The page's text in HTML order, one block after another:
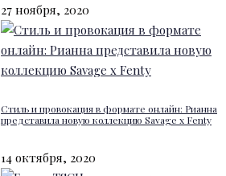
27 ноября, 2020
Стиль и провокация в формате онлайн: Рианна
представила новую коллекцию Savage x Fenty
14 октября, 2020